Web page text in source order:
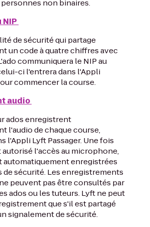
non binaires.
de sécurité qui partage
un code à quatre chiffres avec
communiquera le NIP au
ci l'entrera dans l'Appli
commencer la course.
audio
ados enregistrent
l'audio de chaque course,
l'Appli Lyft Passager. Une fois
autorisé l'accès au microphone,
automatiquement enregistrées
de sécurité. Les enregistrements
peuvent pas être consultés par
ados ou les tuteurs. Lyft ne peut
que s'il est partagé
signalement de sécurité.